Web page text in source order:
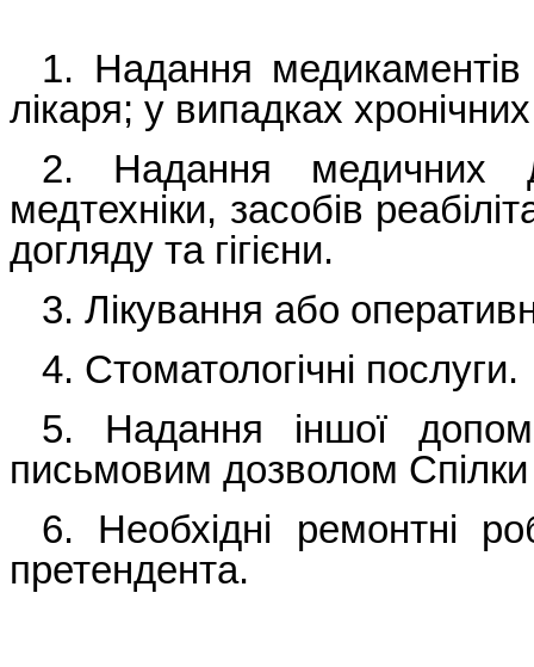
1. Надання медикаментів
лікаря; у випадках
2. Надання медичних
медтехніки, засобів
догляду та гігієни.
3. Лікування або
4. Стоматологічні послуги.
5. Надання іншої
письмовим дозволом
6. Необхідні ремонтні
претендента.